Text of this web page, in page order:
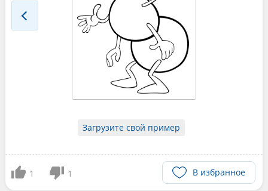
Загрузите свой пример
1 1 В избранное